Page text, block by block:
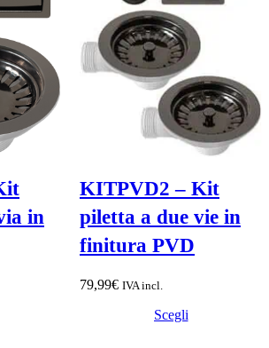
in
KITPVD2 – Kit
piletta a due vie in
finitura PVD
79,99€ IVA incl.
Scegli